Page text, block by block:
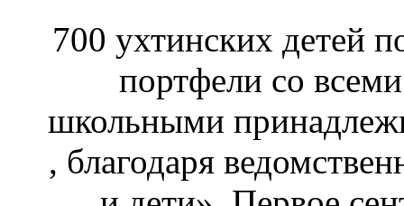
700 ухтинских детей
портфели со
школьными
, благодаря